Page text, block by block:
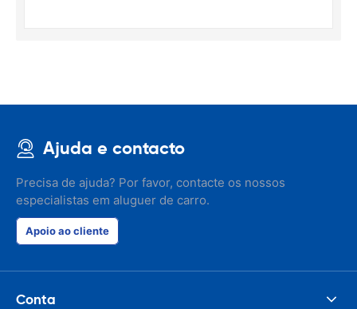
Ajuda e contacto
Precisa de ajuda? Por favor, contacte os nossos
especialistas em aluguer de carro.
Apoio ao cliente
Conta